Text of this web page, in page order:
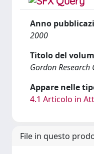
Anno
2000
Titolo del
Gordon Research
Appare nelle
4.1 Articolo in
File in questo